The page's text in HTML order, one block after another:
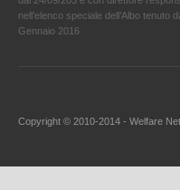
nell’elenco speciale dell’Albo tenuto
Gennaio 2016
Copyright © 2010-2014 - Welfare